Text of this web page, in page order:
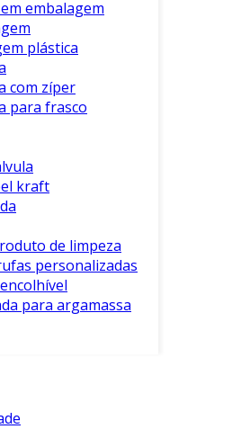
embalagem
plástica
com zíper
para frasco
kraft
de limpeza
personalizadas
para argamassa